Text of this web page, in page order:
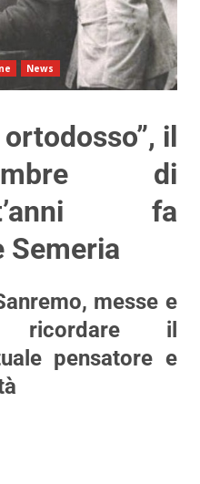
News
il
di
fa
Semeria
messe e
ricordare il
pensatore e